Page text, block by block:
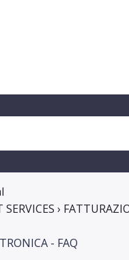
›
- FAQ